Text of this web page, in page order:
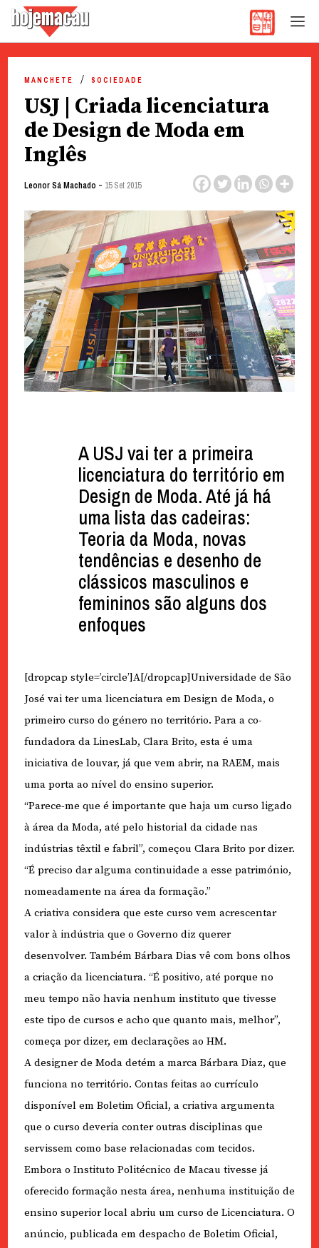
content
MANCHETE SOCIEDADE
USJ | Criada licenciatura
de Design de Moda em
Inglês
Leonor Sá Machado - 15 Set 2015
A USJ vai ter a primeira
licenciatura do território em
Design de Moda. Até já há
uma lista das cadeiras:
Teoria da Moda, novas
tendências e desenho de
clássicos masculinos e
femininos são alguns dos
enfoques
[dropcap style=’circle’]A[/dropcap]Universidade de São
José vai ter uma licenciatura em Design de Moda, o
primeiro curso do género no território. Para a co-
fundadora da LinesLab, Clara Brito, esta é uma
iniciativa de louvar, já que vem abrir, na RAEM, mais
uma porta ao nível do ensino superior.
“Parece-me que é importante que haja um curso ligado
à área da Moda, até pelo historial da cidade nas
indústrias têxtil e fabril”, começou Clara Brito por dizer.
“É preciso dar alguma continuidade a esse património,
nomeadamente na área da formação.”
A criativa considera que este curso vem acrescentar
valor à indústria que o Governo diz querer
desenvolver. Também Bárbara Dias vê com bons olhos
a criação da licenciatura. “É positivo, até porque no
meu tempo não havia nenhum instituto que tivesse
este tipo de cursos e acho que quanto mais, melhor”,
começa por dizer, em declarações ao HM.
A designer de Moda detém a marca Bárbara Diaz, que
funciona no território. Contas feitas ao currículo
disponível em Boletim Oficial, a criativa argumenta
que o curso deveria conter outras disciplinas que
servissem como base relacionadas com tecidos.
Embora o Instituto Politécnico de Macau tivesse já
oferecido formação nesta área, nenhuma instituição de
ensino superior local abriu um curso de Licenciatura. O
anúncio, publicada em despacho de Boletim Oficial,